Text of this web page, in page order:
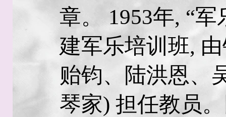
章。 1953年, “
建军乐培训班,
贻钧、陆洪恩、
琴家) 担任教员